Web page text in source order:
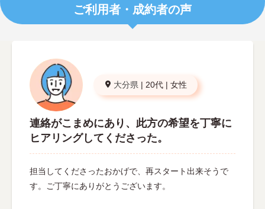
ご利用者・成約者の声
大分県 | 20代 | 女性
連絡がこまめにあり、此方の希望を丁寧に
ヒアリングしてくださった。
担当してくださったおかげで、再スタート出来そうで
す。ご丁寧にありがとうございます。